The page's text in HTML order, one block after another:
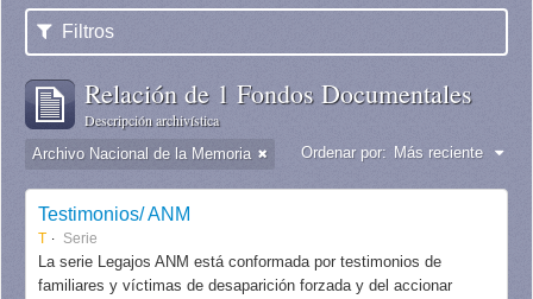
Filtros
Relación de 1 Fondos Documentales
Descripción archivística
Archivo Nacional de la Memoria Ordenar por: Más reciente
Testimonios/ ANM
T Serie
La serie Legajos ANM está conformada por testimonios de
familiares y víctimas de desaparición forzada y del accionar